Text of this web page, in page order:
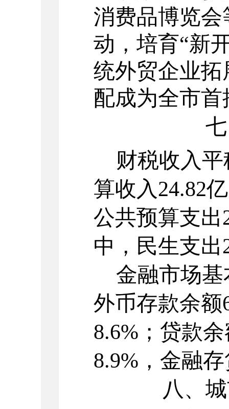
消费品博览会
动，培育“新
统外贸企业
配成为全市
财税收入平
算收入24.82
公共预算支出
中，民生支出
金融市场基
外币存款余额
8.6% ；贷款
8.9% ，金融
八、